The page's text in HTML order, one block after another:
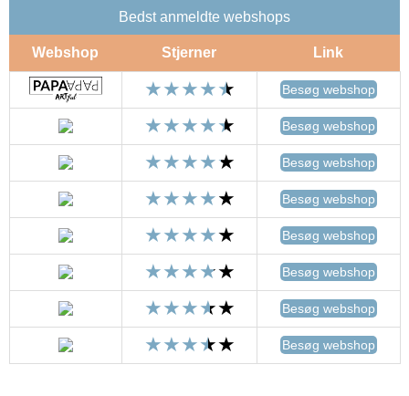
Bedst anmeldte webshops
Webshop Stjerner Link
Besøg webshop
Besøg webshop
Besøg webshop
Besøg webshop
Besøg webshop
Besøg webshop
Besøg webshop
Besøg webshop